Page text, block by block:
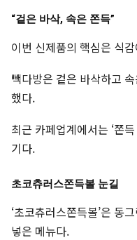
“겉은 바삭, 속은 쫀득”
이번 신제품의 핵심은 식
빽다방은 겉은 바삭하고
했다.
최근 카페업계에서는 ‘쫀
기다.
초코츄러스쫀득볼 눈길
‘초코츄러스쫀득볼’은 동
넣은 메뉴다.